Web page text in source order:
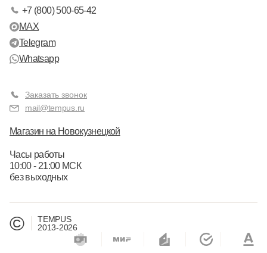
+7 (800) 500-65-42
MAX
Telegram
Whatsapp
Заказать звонок
mail@tempus.ru
Магазин на Новокузнецкой
Часы работы
10:00 - 21:00 МСК
без выходных
©
TEMPUS
2013-2026